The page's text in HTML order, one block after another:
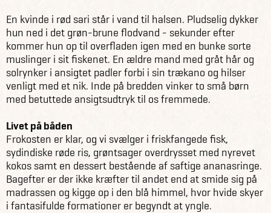
En kvinde i rød sari står i vand til halsen. Pludselig dykker
hun ned i det grøn-brune flodvand - sekunder efter
kommer hun op til overfladen igen med en bunke sorte
muslinger i sit fiskenet. En ældre mand med gråt hår og
solrynker i ansigtet padler forbi i sin trækano og hilser
venligt med et nik. Inde på bredden vinker to små børn
med betuttede ansigtsudtryk til os fremmede.
Livet på båden
Frokosten er klar, og vi svælger i friskfangede fisk,
sydindiske røde ris, grøntsager overdrysset med nyrevet
kokos samt en dessert bestående af saftige ananasringe.
Bagefter er der ikke kræfter til andet end at smide sig på
madrassen og kigge op i den blå himmel, hvor hvide skyer
i fantasifulde formationer er begyndt at yngle.